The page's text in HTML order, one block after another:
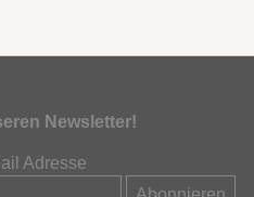
Newsletter!
Adresse